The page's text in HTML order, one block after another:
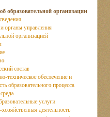
образовательной организации
органы управления
организацией
состав
техническое обеспечение и
образовательного процесса.
услуги
деятельность